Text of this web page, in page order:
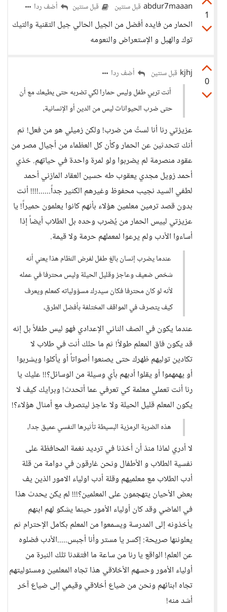
1
abdur7maaan قبل سنتين قبل سنتين أضف ردا
الحمار من فايده أفضل من الجيل الحالي جيل التقنية والتيك
توك والهبل و الإستعراض والنعومه
0
kjhj قبل سنتين
أضف ردا
أنت تربي طفل وليس حمارا لكي تضربه حتى يطيعك مع أن
حتى ضرب الحيوانات ليس من الدين أو الإنسانية،
عزيزتي رنا أنا لستُ من ضرب! ولكن زميلي هو من فعل! ثم
أنك تتحدثين عن الحمار وكأن كل العظماء من أجيال مصر من
عقود منصرمة لم يضربوا ولو لمرة واحدة في حياتهم. خذي
أحمد زويل مجدي يعقوب طه حسين العقاد المازني أحمد
لطفي السيد نجيب محفوظ وغيرهم الكثير جداً......!!!! أنت
بدون قصد ترمين معلمين هؤلاء بأنهم كانوا يعلمون حميراً! يا
عزيزتي لييس الحمار من يُضرب وحده بل الطلاب أيضاً إذا
أساءوا الأدب ولم يرعوا لمعملهم حرمة ولا قيمة.
عندما يضرب إنسان بالغ طفل لفرض النظام هذا يعني أنه
شخص ضعيف وعاجز وقليل الحيلة وليس محترفا في عمله
لأنه لو كان محترفا فكان سيدرك مسؤولياته كمعلم ويعرف
كيف يتصرف في المواقف المختلفة بأفضل الطرق،
عندما يكون في الصف الثاني الإعدادي فهو ليس طفلاً بل إنه
قد يكون فاق المعلم طولاً! ثم ما حلك أنت في طلاب لا
تكادين توليهم ظهرك حتى يصنعوا أصواتاً أو يأكلوا ويشربوا
أو يهمهموا أو يقلوا أدبهم بأي وسيلة من الوسائل؟!! عليك يا
رنا أنت تعملي معلمة كي تعرفي عما أتحدث! وبرايك كيف لا
يكون المعلم قليل الحيلة ولا عاجز ليتصرف مع أمثال هؤلاء؟!
هذه الضربة الرمزية البسيطة تأثيرها النفسي عميق جدا،
لا أدري لماذا منذ أن أخذنا في ترديد نغمة المحافظة على
نفسية الطلاب و الأطفال ونحن غارقون في دوامة من قلة
أدب الطلاب مع معلميهم وقلة أدب اولياء الامور الذين يف
بعض الأحيان يتهجمون على المعلمين؟!!! لم يكن يحدث هذا
في الماضي وقد كان أولياء الأمور حينما يشكو لهم ابنهم
يأخذونه إلى المدرسة ويسمعوا من المعلم بكامل الإحترام ثم
يعلوننها صريحة: إكسر يا مستر وأنا أجبس.....الأدب فضلوه
عن العلم! الواقع يا رنا من ساعة ما افتقدنا تلك النبرة من
أولياء الأمور وحسهم الأخلاقي هذا تجاه المعلمين ومسئوليتهم
تجاه ابنائهم ونحن من ضياع أخلاقي وقيمي إلى ضياع آخر
أشد منه!